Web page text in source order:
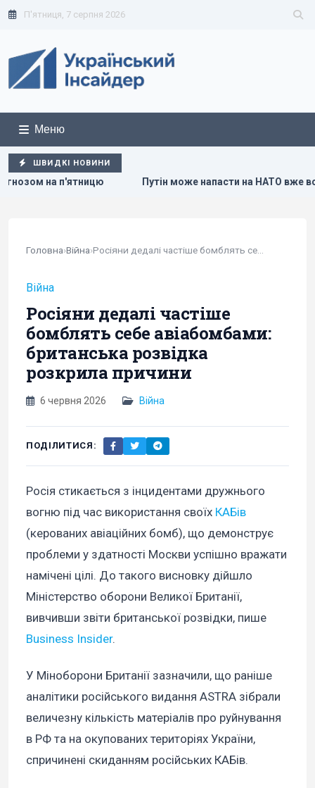
П'ятниця, 7 серпня 2026
Меню
ШВИДКІ НОВИНИ
Путін може напасти на НАТО вже восени: розвідка США
Головна›Війна›
Війна
Росіяни дедалі частіше
бомблять себе авіабомбами:
британська розвідка
розкрила причини
6 червня 2026 Війна
ПОДІЛИТИСЯ:
Росія стикається з інцидентами дружнього
вогню під час використання своїх КАБів
(керованих авіаційних бомб), що демонструє
проблеми у здатності Москви успішно вражати
намічені цілі. До такого висновку дійшло
Міністерство оборони Великої Британії,
вивчивши звіти британської розвідки, пише
Business Insider.
У Міноборони Британії зазначили, що раніше
аналітики російського видання ASTRA зібрали
величезну кількість матеріалів про руйнування
в РФ та на окупованих територіях України,
спричинені скиданням російських КАБів.